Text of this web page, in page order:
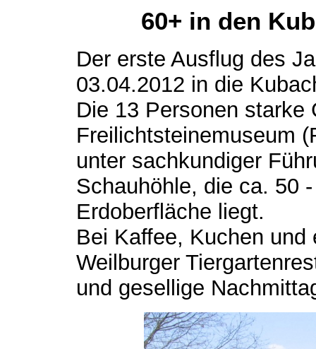
60+ in den
Der erste Ausflug des
03.04.2012 in die
Die 13 Personen starke
Freilichtsteinemuseum
unter sachkundiger
Schauhöhle, die ca. 50
Erdoberfläche liegt.
Bei Kaffee, Kuchen
Weilburger
und gesellige